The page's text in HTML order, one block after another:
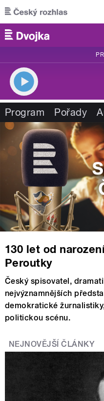
Přejít k hlavnímu obsahu
Program Pořady
130 let od
Peroutky
Český spisovatel,
nejvýznamnějších
demokratické
politickou scénu.
NEJNOVĚJŠÍ ČLÁNKY